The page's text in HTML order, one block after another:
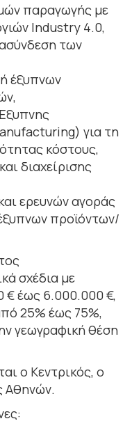
παραγωγής με
Industry 4.0,
των
έξυπνων
για τη
κόστους,
διαχείρισης
ερευνών αγοράς
προϊόντων/
σχέδια με
€ έως 6.000.000 €,
25% έως 75%,
γεωγραφική θέση
ο Κεντρικός, ο
Αθηνών.